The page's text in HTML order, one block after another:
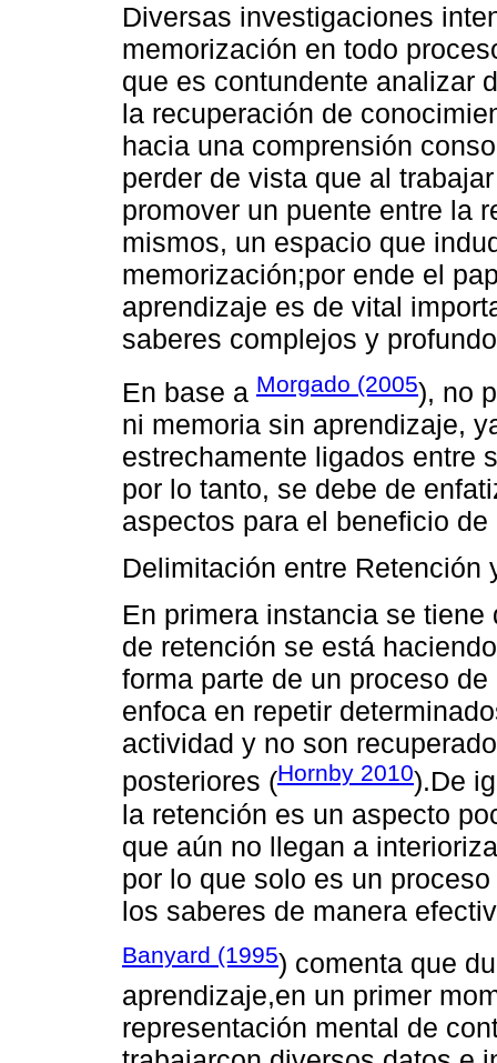
Diversas investigaciones
memorización en todo
que es contundente analizar
la recuperación de
hacia una comprensión
perder de vista que al
promover un puente entre la
mismos, un espacio que
memorización;por ende el
aprendizaje es de vital
saberes complejos y
En base a Morgado (2005), no
ni memoria sin aprendizaje,
estrechamente ligados entre
por lo tanto, se debe de
aspectos para el beneficio
Delimitación entre Retención
En primera instancia se
de retención se está
forma parte de un proceso
enfoca en repetir
actividad y no son
posteriores (Hornby 2010).De
la retención es un aspecto
que aún no llegan a
por lo que solo es un
los saberes de manera
Banyard (1995) comenta que
aprendizaje,en un primer
representación mental de